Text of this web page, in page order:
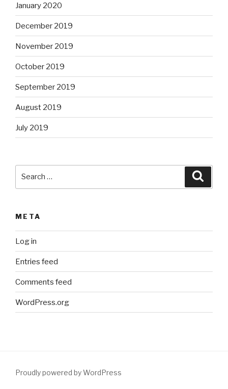
January 2020
December 2019
November 2019
October 2019
September 2019
August 2019
July 2019
META
Log in
Entries feed
Comments feed
WordPress.org
Proudly powered by WordPress